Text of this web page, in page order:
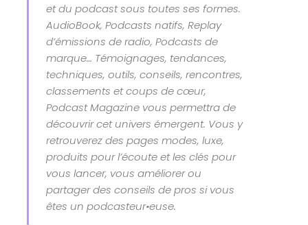
et du podcast sous toutes ses formes.
AudioBook, Podcasts natifs, Replay
d’émissions de radio, Podcasts de
marque… Témoignages, tendances,
techniques, outils, conseils, rencontres,
classements et coups de cœur,
Podcast Magazine vous permettra de
découvrir cet univers émergent. Vous y
retrouverez des pages modes, luxe,
produits pour l’écoute et les clés pour
vous lancer, vous améliorer ou
partager des conseils de pros si vous
êtes un podcasteur•euse.